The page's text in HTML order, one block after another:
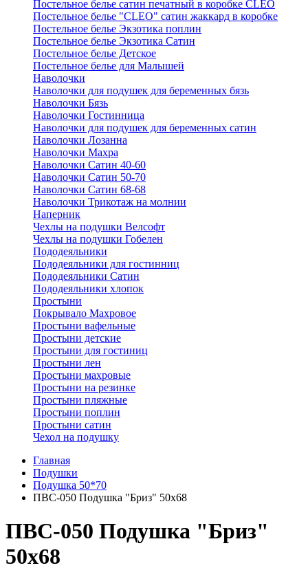
Постельное белье сатин печатный в коробке CLEO
Постельное белье "CLEO" сатин жаккард в коробке
Постельное белье Экзотика поплин
Постельное белье Экзотика Сатин
Постельное белье Детское
Постельное белье для Малышей
Наволочки
Наволочки для подушек для беременных бязь
Наволочки Бязь
Наволочки Гостинница
Наволочки для подушек для беременных сатин
Наволочки Лозанна
Наволочки Махра
Наволочки Сатин 40-60
Наволочки Сатин 50-70
Наволочки Сатин 68-68
Наволочки Трикотаж на молнии
Наперник
Чехлы на подушки Велсофт
Чехлы на подушки Гобелен
Пододеяльники
Пододеяльники для гостинниц
Пододеяльники Сатин
Пододеяльники хлопок
Простыни
Покрывало Махровое
Простыни вафельные
Простыни детские
Простыни для гостиниц
Простыни лен
Простыни махровые
Простыни на резинке
Простыни пляжные
Простыни поплин
Простыни сатин
Чехол на подушку
Главная
Подушки
Подушка 50*70
ПВС-050 Подушка "Бриз" 50х68
ПВС-050 Подушка "Бриз"
50х68